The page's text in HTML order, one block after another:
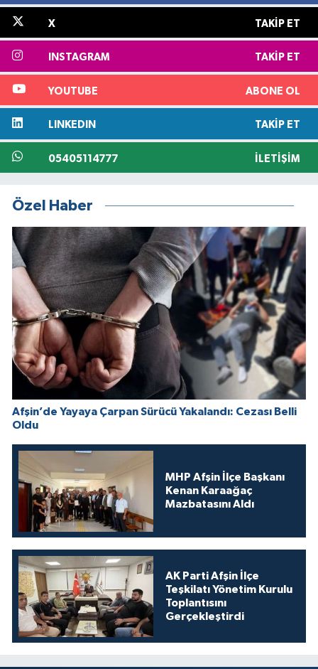
X TAKIP ET
INSTAGRAM TAKIP ET
YOUTUBE ABONE OL
LINKEDIN TAKIP ET
05405114777 İLETIŞIM
Özel Haber
Afşin’de Yayaya Çarpan Sürücü Yakalandı: Cezası Belli
Oldu
MHP Afşin İlçe Başkanı
Kenan Karaağaç
Mazbatasını Aldı
AK Parti Afşin İlçe
Teşkilatı Yönetim Kurulu
Toplantısını
Gerçekleştirdi